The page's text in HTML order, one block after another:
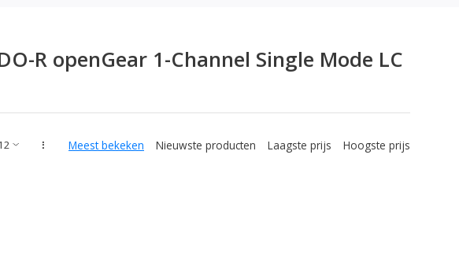
R openGear 1-Channel Single Mode LC
Meest bekeken Nieuwste producten Laagste prijs Hoogste prijs